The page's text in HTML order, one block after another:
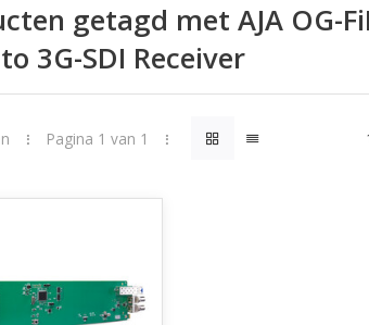
getagd met AJA OG-
3G-SDI Receiver
Pagina 1 van 1